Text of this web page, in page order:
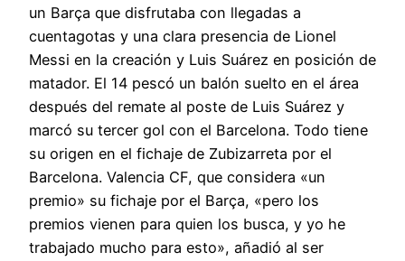
un Barça que disfrutaba con llegadas a
cuentagotas y una clara presencia de Lionel
Messi en la creación y Luis Suárez en posición de
matador. El 14 pescó un balón suelto en el área
después del remate al poste de Luis Suárez y
marcó su tercer gol con el Barcelona. Todo tiene
su origen en el fichaje de Zubizarreta por el
Barcelona. Valencia CF, que considera «un
premio» su fichaje por el Barça, «pero los
premios vienen para quien los busca, y yo he
trabajado mucho para esto», añadió al ser